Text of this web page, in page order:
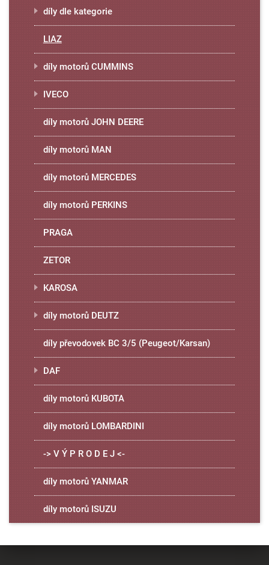
díly dle kategorie
LIAZ
díly motorů CUMMINS
IVECO
díly motorů JOHN DEERE
díly motorů MAN
díly motorů MERCEDES
díly motorů PERKINS
PRAGA
ZETOR
KAROSA
díly motorů DEUTZ
díly převodovek BC 3/5 (Peugeot/Karsan)
DAF
díly motorů KUBOTA
díly motorů LOMBARDINI
-> V Ý P R O D E J <-
díly motorů YANMAR
díly motorů ISUZU